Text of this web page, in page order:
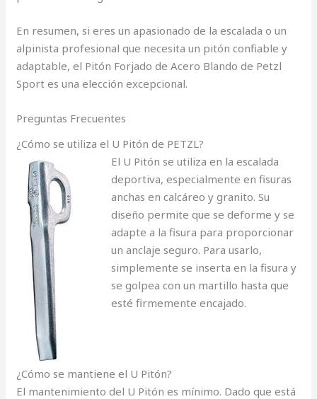
En resumen, si eres un apasionado de la escalada o un
alpinista profesional que necesita un pitón confiable y
adaptable, el Pitón Forjado de Acero Blando de Petzl
Sport es una elección excepcional.
Preguntas Frecuentes
¿Cómo se utiliza el U Pitón de PETZL?
El U Pitón se utiliza en la escalada
deportiva, especialmente en fisuras
anchas en calcáreo y granito. Su
diseño permite que se deforme y se
adapte a la fisura para proporcionar
un anclaje seguro. Para usarlo,
simplemente se inserta en la fisura y
se golpea con un martillo hasta que
esté firmemente encajado.
¿Cómo se mantiene el U Pitón?
El mantenimiento del U Pitón es mínimo. Dado que está